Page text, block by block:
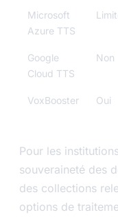
Microsoft
Azure TTS
Google
Cloud TTS
Non
VoxBooster Oui
Pour les
souveraineté des
des collections
options de